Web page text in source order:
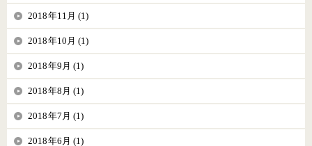
2018年11月 (1)
2018年10月 (1)
2018年9月 (1)
2018年8月 (1)
2018年7月 (1)
2018年6月 (1)